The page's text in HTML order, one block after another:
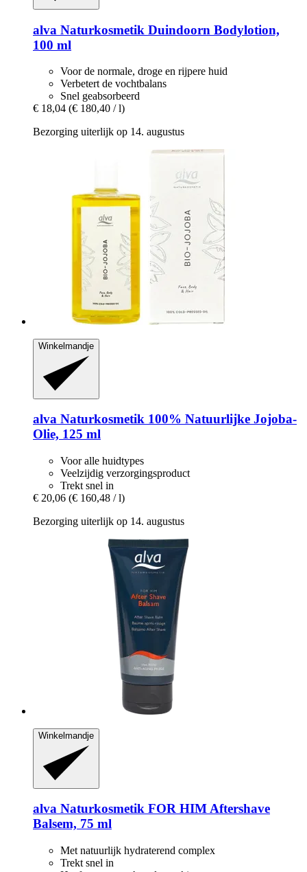
alva Naturkosmetik Duindoorn Bodylotion,
100 ml
Voor de normale, droge en rijpere huid
Verbetert de vochtbalans
Snel geabsorbeerd
€ 18,04 (€ 180,40 / l)
Bezorging uiterlijk op 14. augustus
Winkelmandje
alva Naturkosmetik 100% Natuurlijke Jojoba-​
Olie, 125 ml
Voor alle huidtypes
Veelzijdig verzorgingsproduct
Trekt snel in
€ 20,06 (€ 160,48 / l)
Bezorging uiterlijk op 14. augustus
Winkelmandje
alva Naturkosmetik FOR HIM Aftershave
Balsem, 75 ml
Met natuurlijk hydraterend complex
Trekt snel in